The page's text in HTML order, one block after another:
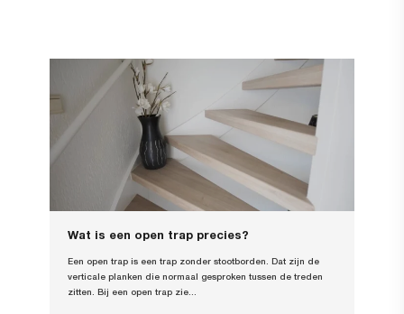
Wat is een open trap precies?
Een open trap is een trap zonder stootborden. Dat zijn de
verticale planken die normaal gesproken tussen de treden
zitten. Bij een open trap zie...